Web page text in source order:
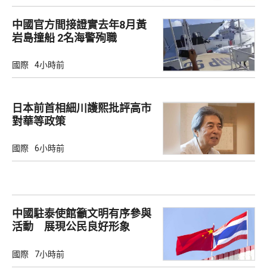
中國官方間接證實去年8月黃
岩島撞船 2名海警殉職
國際 4小時前
日本前首相細川護熙批評高市
對華等政策
國際 6小時前
中國駐泰使館籲文明有序參與
活動 展現公民良好形象
國際 7小時前